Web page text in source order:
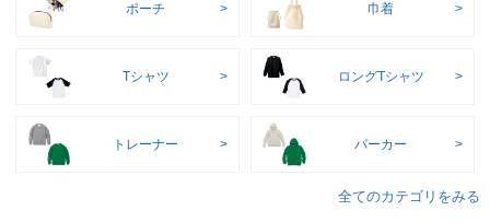
ポーチ 巾着
Tシャツ ロングTシャツ
トレーナー パーカー
全てのカテゴリをみる